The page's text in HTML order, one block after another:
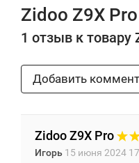
Zidoo Z9X Pro
1 отзыв к товару
Добавить
Zidoo Z9X Pro
Игорь 15 июня 2024